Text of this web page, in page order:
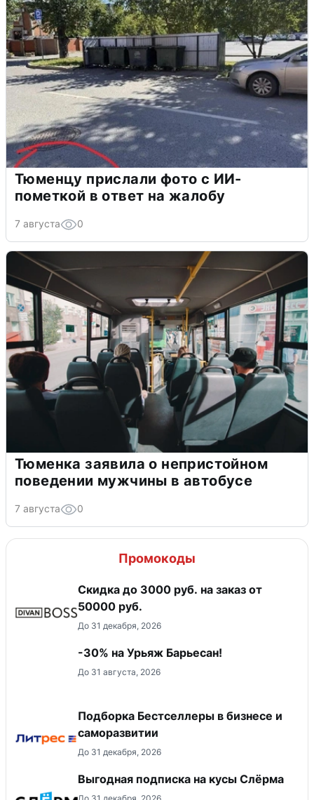
Тюменцу прислали фото с ИИ-
пометкой в ответ на жалобу
7 августа 0
Тюменка заявила о непристойном
поведении мужчины в автобусе
7 августа 0
Промокоды
Скидка до 3000 руб. на заказ от
50000 руб.
До 31 декабря, 2026
-30% на Урьяж Барьесан!
До 31 августа, 2026
Подборка Бестселлеры в бизнесе и
саморазвитии
До 31 декабря, 2026
Выгодная подписка на кусы Слёрма